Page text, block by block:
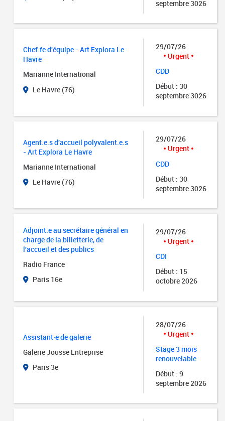
septembre 3026
Chef.fe d'équipe - Art Explora Le
Havre
Marianne International
Le Havre (76)
29/07/26
Urgent
CDD
Début : 30
septembre 3026
Agent.e.s d'accueil polyvalent.e.s
- Art Explora Le Havre
Marianne International
Le Havre (76)
29/07/26
Urgent
CDD
Début : 30
septembre 3026
Adjoint.e au secrétaire général en
charge de la billetterie, de
l'accueil et des publics
Radio France
Paris 16e
29/07/26
Urgent
CDI
Début : 15
octobre 2026
Assistant·e de galerie
Galerie Jousse Entreprise
Paris 3e
28/07/26
Urgent
Stage 3 mois
renouvelable
Début : 9
septembre 2026